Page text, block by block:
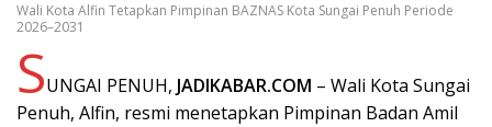
Wali Kota Alfin Tetapkan Pimpinan BAZNAS Kota Sungai Penuh Periode
2026–2031
SUNGAI PENUH, JADIKABAR.COM – Wali Kota Sungai
Penuh, Alfin, resmi menetapkan Pimpinan Badan Amil